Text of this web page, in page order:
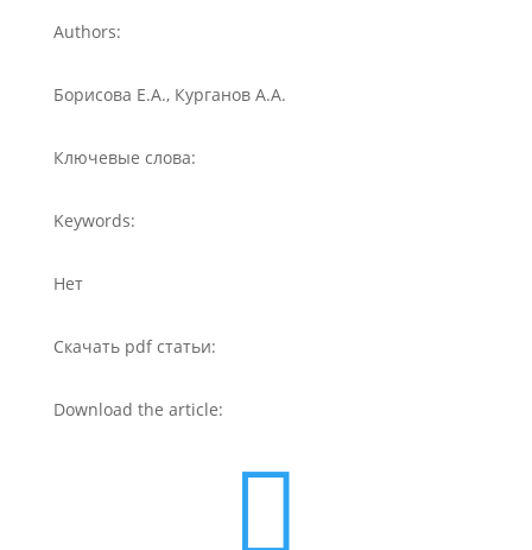
Authors:
Борисова Е.А., Курганов А.А.
Ключевые слова:
Keywords:
Нет
Скачать pdf статьи:
Download the article:
